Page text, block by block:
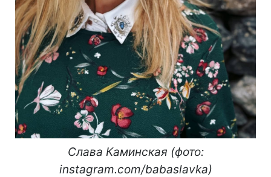
Слава Каминская (фото:
instagram.com/babaslavka​​)